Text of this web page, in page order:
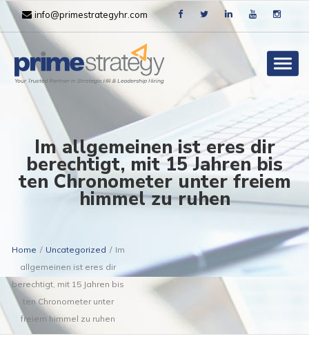
info@primestrategyhr.com
Im allgemeinen ist eres dir
berechtigt, mit 15 Jahren bis
ten Chronometer unter freiem
himmel zu ruhen
Home / Uncategorized / Im
allgemeinen ist eres dir
berechtigt, mit 15 Jahren bis
ten Chronometer unter
freiem himmel zu ruhen